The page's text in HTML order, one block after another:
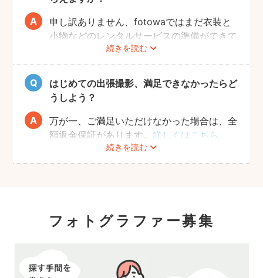
続きを読む
申し訳ありません、fotowaではまだ衣装と
小物などのレンタルサービスの準備ができて
おりませんので、お客様ご自身にご用意をお
願いしております。
はじめての出張撮影、満足できなかったらど
うしよう？
続きを読む
万が一、ご満足いただけなかった場合は、全
額返金保証があります。詳しくはこちら
フォトグラファー募集